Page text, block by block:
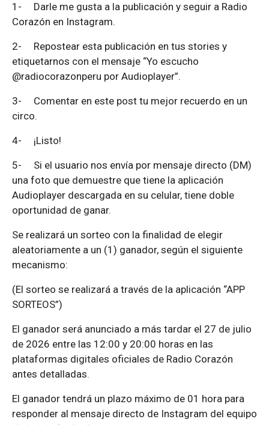
1- Darle me gusta a la publicación y seguir a Radio
Corazón en Instagram.
2- Repostear esta publicación en tus stories y
etiquetarnos con el mensaje “Yo escucho
@radiocorazonperu por Audioplayer”.
3- Comentar en este post tu mejor recuerdo en un
circo.
4- ¡Listo!
5- Si el usuario nos envía por mensaje directo (DM)
una foto que demuestre que tiene la aplicación
Audioplayer descargada en su celular, tiene doble
oportunidad de ganar.
Se realizará un sorteo con la finalidad de elegir
aleatoriamente a un (1) ganador, según el siguiente
mecanismo:
(El sorteo se realizará a través de la aplicación “APP
SORTEOS”)
El ganador será anunciado a más tardar el 27 de julio
de 2026 entre las 12:00 y 20:00 horas en las
plataformas digitales oficiales de Radio Corazón
antes detalladas.
El ganador tendrá un plazo máximo de 01 hora para
responder al mensaje directo de Instagram del equipo